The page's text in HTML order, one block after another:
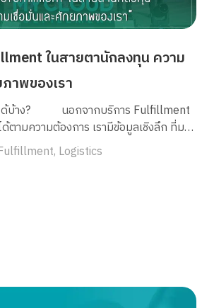
ในสายตานักลงทุน ความ
าพของเรา
ได้บ้าง? นอกจากบริการ Fulfillment
ตามความต้องการ เรามีข้อมูลเชิงลึก ที่มา
สต๊อกของร้านค้า เพราะการเก็บข้อมูลย้อน
ห้เห็นจุดบกพร่อง และสามารถแก้ไขปัญหา
ให้ดียิ่งขึ้น ขายของง่ายขึ้น และเติบโตได้
, Logistics